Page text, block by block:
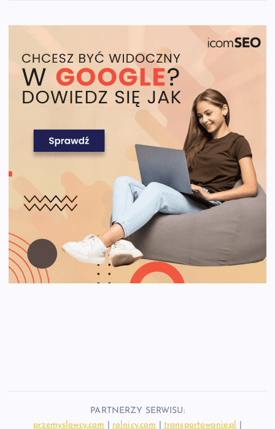
PARTNERZY SERWISU:
przemyslowcy.com
rolnicy.com transportowanie.pl